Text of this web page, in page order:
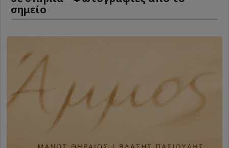
σημείο